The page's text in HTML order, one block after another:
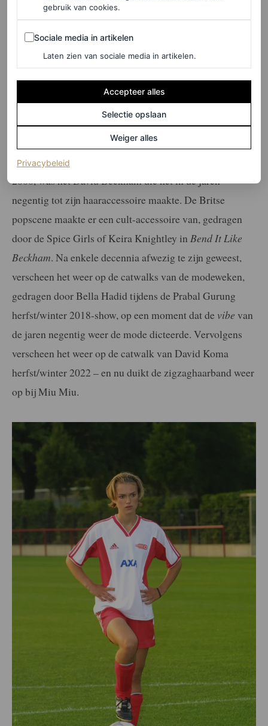
Dit praktische item wordt dé trend van de
MARJOLEIN VAN DEN BRAND
Een iconisch
haaraccessoire
Geliefd bij Britney Spears en Paris Hilton in de jaren
2000, was het David Beckham die het in de jaren
negentig tot zijn haaraccessoire maakte. De Britse
popscene maakte er een cult-accessoire van, gedragen
door de Spice Girls of Keira Knightley in Bend It Like
Beckham. Na enkele decennia afwezig te zijn geweest,
verscheen het weer op de catwalks van de modeweken,
gedragen door Bella Hadid tijdens de Prabal Gurung
herfst/winter 2018-show, op een moment dat de vibe van
de jaren negentig weer de mode dicteerde. Vervolgens
verscheen het weer op de catwalk van David Koma
herfst/winter 2022 – en nu duikt de zigzaghaarband weer
op bij Miu Miu.
gebruik van cookies.
Sociale media in artikelen
Sociale media in artikelen
Laten zien van sociale media in artikelen.
Accepteer alles
Selectie opslaan
Weiger alles
Privacybeleid